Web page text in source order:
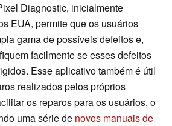
Diagnostic, inicialmente
EUA, permite que os usuários
gama de possíveis defeitos e,
facilmente se esses defeitos
Esse aplicativo também é útil
realizados pelos próprios
os reparos para os usuários, o
uma série de novos manuais de